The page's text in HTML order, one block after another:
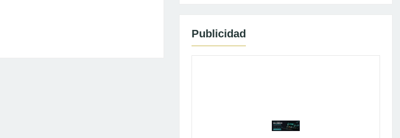
Publicidad
Publicidad